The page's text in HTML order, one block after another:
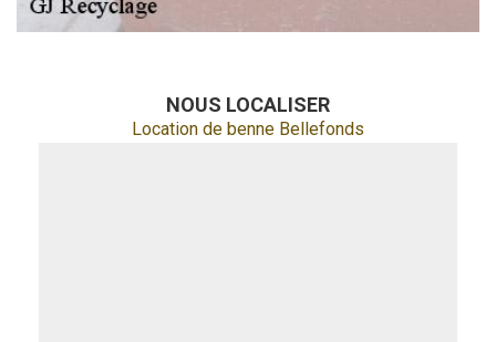
NOUS LOCALISER
Location de benne Bellefonds